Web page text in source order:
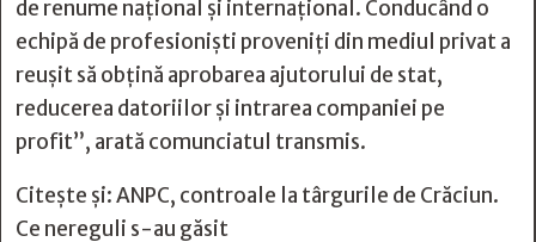
de renume național și internaţional. Conducând o
echipă de profesioniști proveniți din mediul privat a
reușit să obțină aprobarea ajutorului de stat,
reducerea datoriilor și intrarea companiei pe
profit”, arată comunciatul transmis.
Citește și:ANPC, controale la târgurile de Crăciun.
Ce nereguli s-au găsit